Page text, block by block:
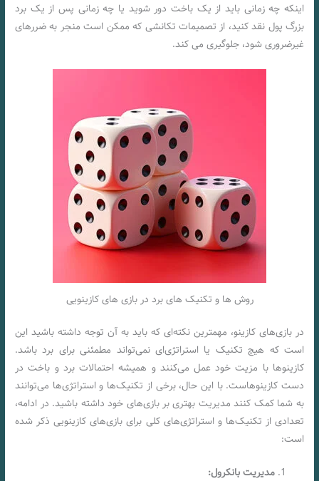
اینکه چه زمانی باید از یک باخت دور شوید یا چه زمانی پس از یک برد
بزرگ پول نقد کنید، از تصمیمات تکانشی که ممکن است منجر به ضررهای
غیرضروری شود، جلوگیری می کند.
روش ها و تکنیک های برد در بازی های کازینویی
در بازی‌های کازینو، مهمترین نکته‌ای که باید به آن توجه داشته باشید این
است که هیچ تکنیک یا استراتژی‌ای نمی‌تواند مطمئنی برای برد باشد.
کازینوها با مزیت خود عمل می‌کنند و همیشه احتمالات برد و باخت در
دست کازینوهاست. با این حال، برخی از تکنیک‌ها و استراتژی‌ها می‌توانند
به شما کمک کنند مدیریت بهتری بر بازی‌های خود داشته باشید. در ادامه،
تعدادی از تکنیک‌ها و استراتژی‌های کلی برای بازی‌های کازینویی ذکر شده
است:
مدیریت بانکرول: